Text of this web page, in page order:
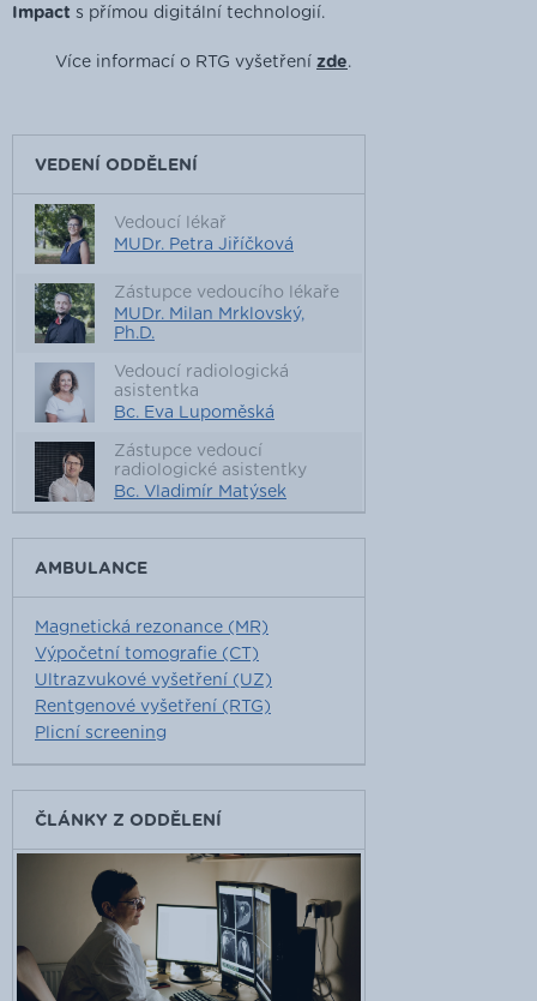
Impact s přímou digitální technologií.
Více informací o RTG vyšetření zde.
VEDENÍ ODDĚLENÍ
Vedoucí lékař
MUDr. Petra Jiříčková
Zástupce vedoucího lékaře
MUDr. Milan Mrklovský,
Ph.D.
Vedoucí radiologická
asistentka
Bc. Eva Lupoměská
Zástupce vedoucí
radiologické asistentky
Bc. Vladimír Matýsek
AMBULANCE
Magnetická rezonance (MR)
Výpočetní tomografie (CT)
Ultrazvukové vyšetření (UZ)
Rentgenové vyšetření (RTG)
Plicní screening
ČLÁNKY Z ODDĚLENÍ